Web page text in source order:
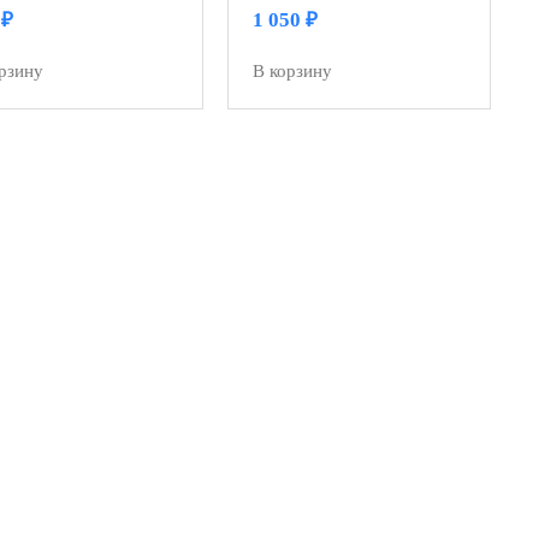
₽ 1 050 ₽
В корзину